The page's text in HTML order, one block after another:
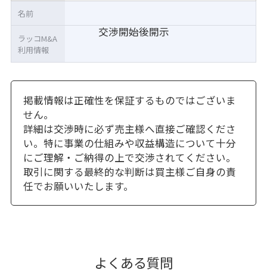
交渉開始後開示
名前
ラッコM&A
利用情報
掲載情報は正確性を保証するものではございま
せん。
詳細は交渉時に必ず売主様へ直接ご確認くださ
い。特に事業の仕組みや収益構造について十分
にご理解・ご納得の上で交渉されてください。
取引に関する最終的な判断は買主様ご自身の責
任でお願いいたします。
よくある質問